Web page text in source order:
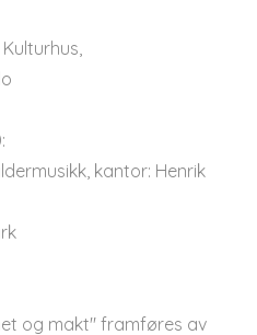
kantor: Henrik
og makt" framføres av